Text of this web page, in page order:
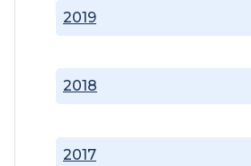
2017
2018
2019